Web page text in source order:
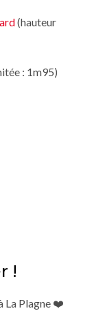
(hauteur
: 1m95)
!
La Plagne ❤️